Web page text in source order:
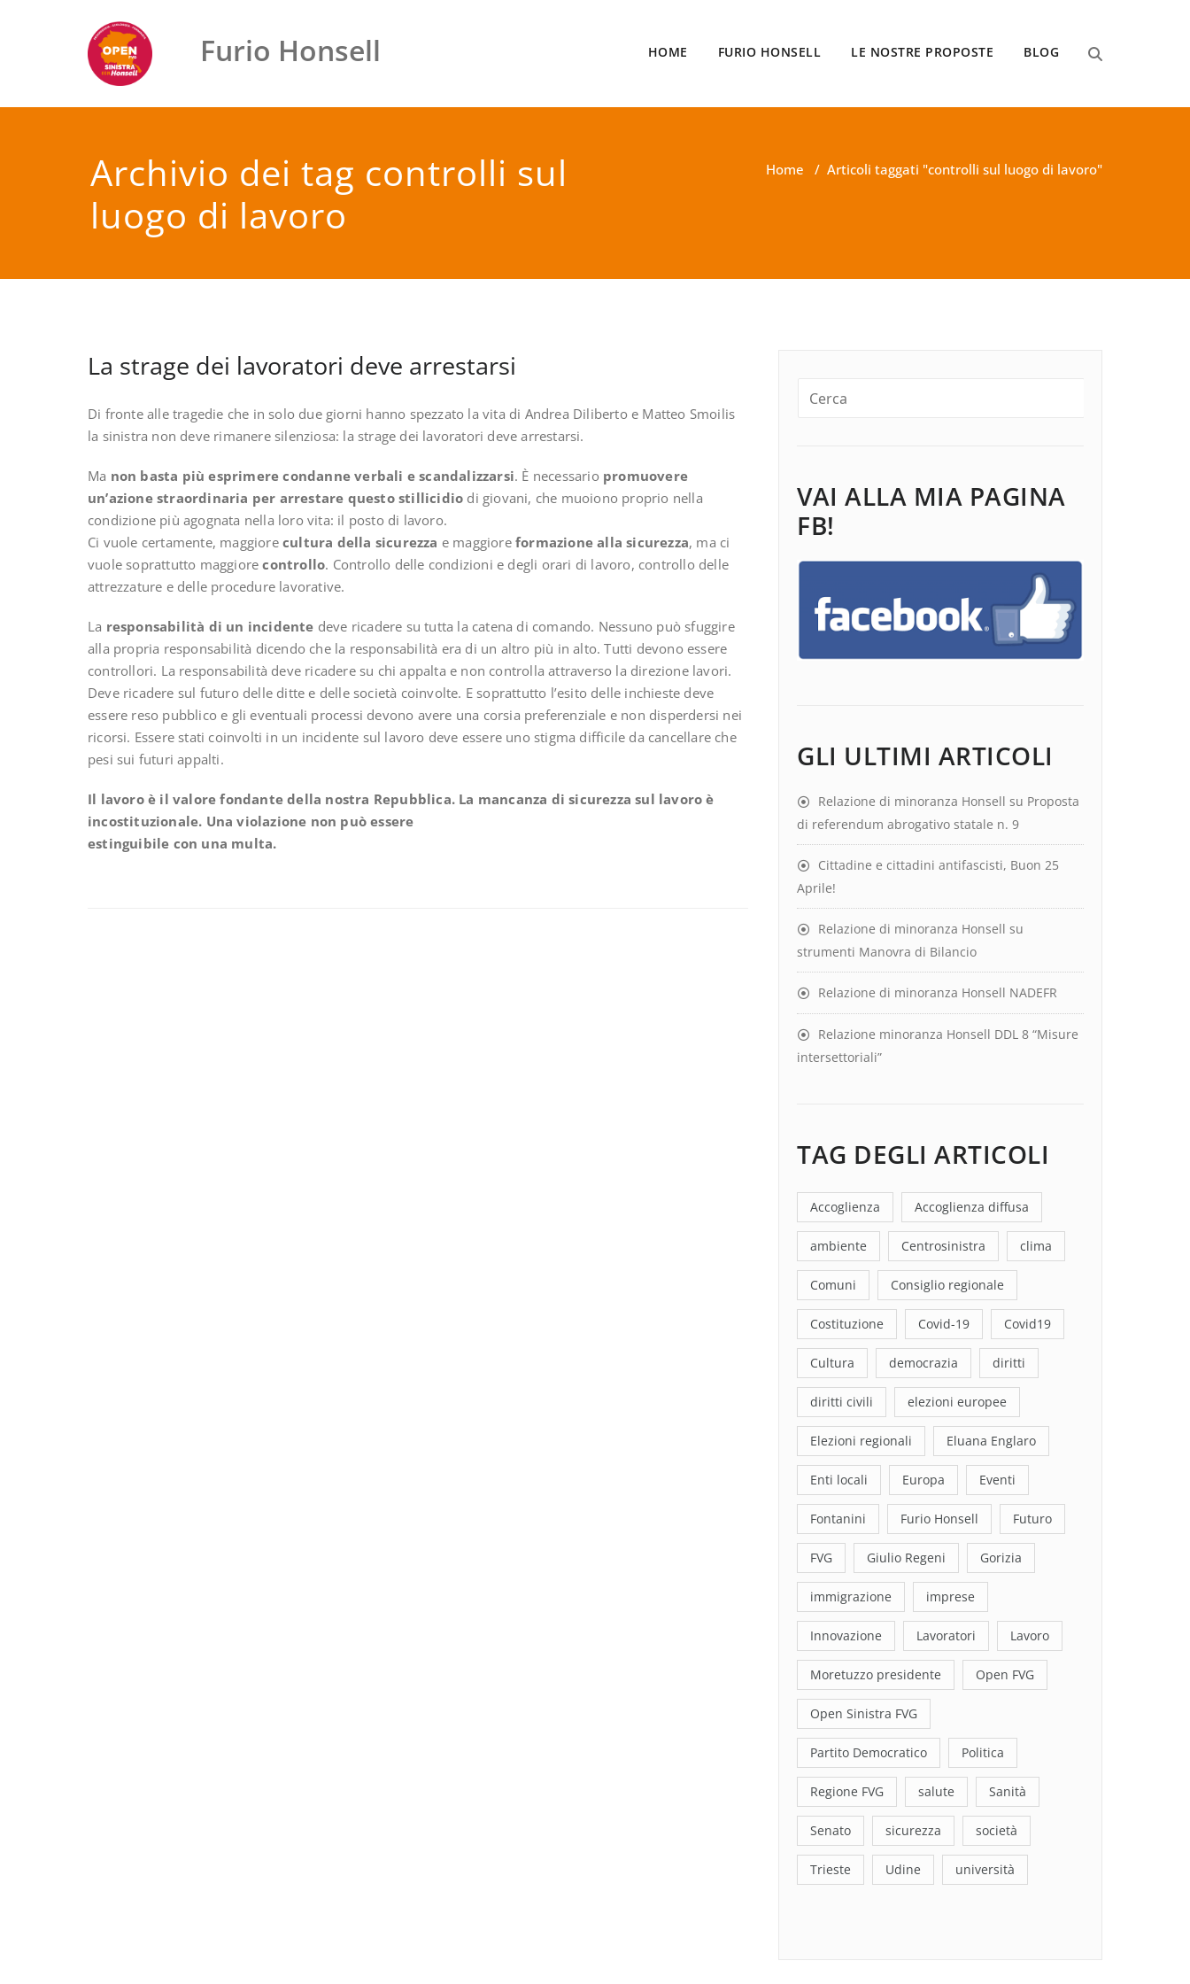
Furio Honsell HOME FURIO HONSELL LE NOSTRE PROPOSTE BLOG
Archivio dei tag controlli sul
luogo di lavoro
Home / Articoli taggati "controlli sul luogo di lavoro"
La strage dei lavoratori deve arrestarsi
Di fronte alle tragedie che in solo due giorni hanno spezzato la vita di Andrea Diliberto e Matteo Smoilis
la sinistra non deve rimanere silenziosa: la strage dei lavoratori deve arrestarsi.
Ma non basta più esprimere condanne verbali e scandalizzarsi. È necessario promuovere
un’azione straordinaria per arrestare questostillicidio di giovani, che muoiono proprio nella
condizione più agognata nella loro vita: il posto di lavoro.
Ci vuole certamente, maggiore cultura della sicurezza e maggioreformazione alla sicurezza, ma ci
vuole soprattutto maggiorecontrollo. Controllo delle condizioni e degli orari di lavoro, controllo delle
attrezzature e delle procedure lavorative.
La responsabilità di un incidente deve ricadere su tutta la catena di comando. Nessuno può sfuggire
alla propria responsabilità dicendo che la responsabilità era di un altro più in alto. Tutti devono essere
controllori. La responsabilità deve ricadere su chi appalta e non controlla attraverso la direzione lavori.
Deve ricadere sul futuro delle ditte e delle società coinvolte. E soprattutto l’esito delle inchieste deve
essere reso pubblico e gli eventuali processi devono avere una corsia preferenziale e non disperdersi nei
ricorsi. Essere stati coinvolti in un incidente sul lavoro deve essere uno stigma difficile da cancellare che
pesi sui futuri appalti.
Il lavoro è il valore fondante della nostra Repubblica. La mancanza di sicurezza sul lavoro è
incostituzionale. Una violazione non può essere
estinguibile con una multa.
VAI ALLA MIA PAGINA
FB!
GLI ULTIMI ARTICOLI
Relazione di minoranza Honsell su Proposta
di referendum abrogativo statale n. 9
Cittadine e cittadini antifascisti, Buon 25
Aprile!
Relazione di minoranza Honsell su
strumenti Manovra di Bilancio
Relazione di minoranza Honsell NADEFR
Relazione minoranza Honsell DDL 8 “Misure
intersettoriali”
TAG DEGLI ARTICOLI
Accoglienza Accoglienza diffusa
ambiente Centrosinistra clima
Comuni Consiglio regionale
Costituzione Covid-19 Covid19
Cultura democrazia diritti
diritti civili elezioni europee
Elezioni regionali Eluana Englaro
Enti locali Europa Eventi
Fontanini Furio Honsell Futuro
FVG Giulio Regeni Gorizia
immigrazione imprese
Innovazione Lavoratori Lavoro
Moretuzzo presidente Open FVG
Open Sinistra FVG
Partito Democratico Politica
Regione FVG salute Sanità
Senato sicurezza società
Trieste Udine università